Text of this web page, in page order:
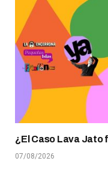
¿El Caso Lava Jato
07/08/2026